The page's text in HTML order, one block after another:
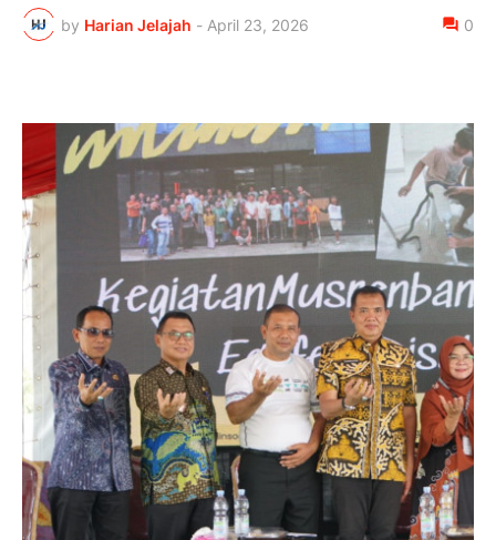
by Harian Jelajah - April 23, 2026 0